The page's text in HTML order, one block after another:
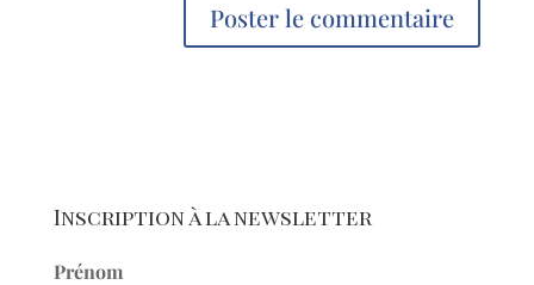
Inscription à la newsletter
Prénom